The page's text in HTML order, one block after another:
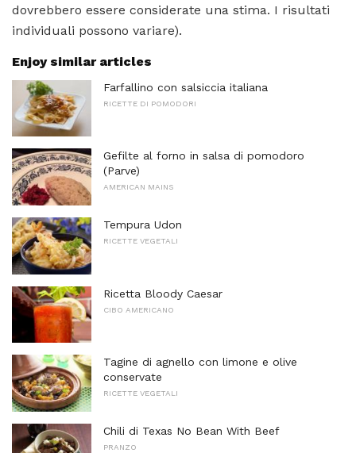
dovrebbero essere considerate una stima. I risultati
individuali possono variare).
Enjoy similar articles
Farfallino con salsiccia italiana
RICETTE DI POMODORI
Gefilte al forno in salsa di pomodoro
(Parve)
AMERICAN MAINS
Tempura Udon
RICETTE VEGETALI
Ricetta Bloody Caesar
CIBO AMERICANO
Tagine di agnello con limone e olive
conservate
RICETTE VEGETALI
Chili di Texas No Bean With Beef
PRANZO